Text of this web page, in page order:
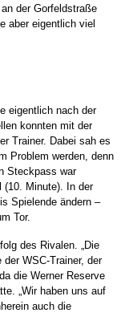
der Gorfeldstraße
aber eigentlich viel
eigentlich nach der
konnten mit der
Trainer. Dabei sah es
Problem werden, denn
Steckpass war
(10. Minute). In der
Spielende ändern –
Tor.
des Rivalen. „Die
WSC-Trainer, der
die Werner Reserve
„Wir haben uns auf
auch die